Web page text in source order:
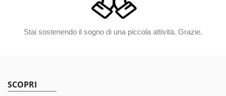
Stai sostenendo il sogno di una piccola attività. Grazie.
SCOPRI